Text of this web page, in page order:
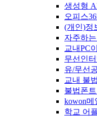
생성형
오피스
(개인)정
자주하
교내PC
무선인
유/무선
교내 불
불법폰
kowon메
학교 어